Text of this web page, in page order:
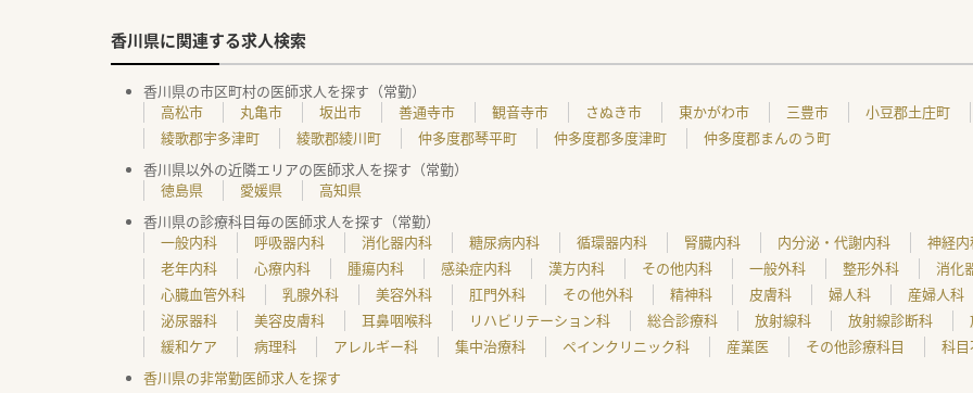
香川県に関連する求人検索
香川県の市区町村の医師求人を探す（常勤）
高松市
丸亀市 坂出市 善通寺市 観音寺市 さぬき市 東かがわ市 三豊市 小豆郡土庄町
綾歌郡宇多津町
綾歌郡綾川町 仲多度郡琴平町 仲多度郡多度津町
仲多度郡まんのう町
香川県以外の近隣エリアの医師求人を探す（常勤）
徳島県
愛媛県
高知県
香川県の診療科目毎の医師求人を探す（常勤）
一般内科
呼吸器内科 消化器内科 糖尿病内科 循環器内科 腎臓内科 内分泌・代謝内科 神経
老年内科
心療内科 腫瘍内科 感染症内科 漢方内科 その他内科 一般外科 整形外科 消化
心臓血管外科
乳腺外科 美容外科 肛門外科 その他外科 精神科 皮膚科 婦人科 産婦人科
泌尿器科
美容皮膚科 耳鼻咽喉科 リハビリテーション科 総合診療科 放射線科 放射線診断科
緩和ケア
病理科 アレルギー科 集中治療科 ペインクリニック科 産業医 その他診療科目
科目
香川県の非常勤医師求人を探す